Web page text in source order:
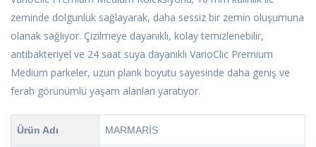
zeminde dolgunluk sağlayarak, daha sessiz bir zemin oluşumuna
olanak sağlıyor. Çizilmeye dayanıklı, kolay temizlenebilir,
antibakteriyel ve 24 saat suya dayanıklı VarioClic Premium
Medium parkeler, uzun plank boyutu sayesinde daha geniş ve
ferah görünümlü yaşam alanları yaratıyor.
Ürün Adı MARMARİS